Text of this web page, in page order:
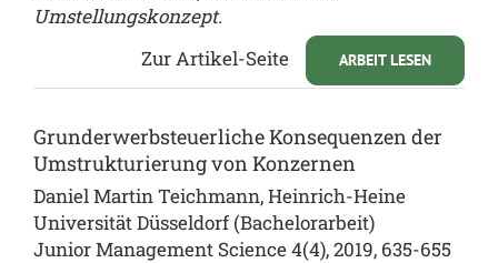
Umstellungskonzept.
ARBEIT LESEN
Zur Artikel-Seite
Grunderwerbsteuerliche Konsequenzen der
Umstrukturierung von Konzernen
Daniel Martin Teichmann, Heinrich-Heine
Universität Düsseldorf (Bachelorarbeit)
Junior Management Science 4(4), 2019, 635-655